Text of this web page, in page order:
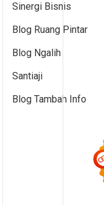
Sinergi Bisnis
Blog Ruang Pintar
Blog Ngalih
Santiaji
Blog Tambah Info